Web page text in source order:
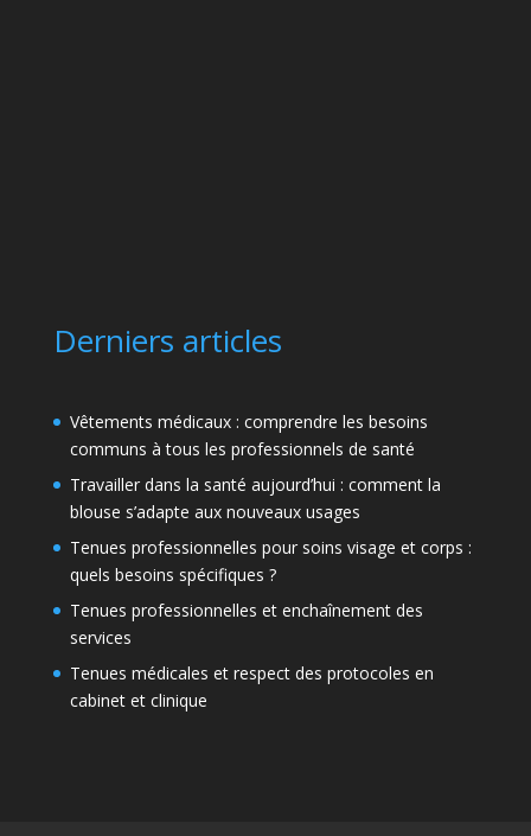
Derniers articles
Vêtements médicaux : comprendre les besoins
communs à tous les professionnels de santé
Travailler dans la santé aujourd’hui : comment la
blouse s’adapte aux nouveaux usages
Tenues professionnelles pour soins visage et corps :
quels besoins spécifiques ?
Tenues professionnelles et enchaînement des
services
Tenues médicales et respect des protocoles en
cabinet et clinique